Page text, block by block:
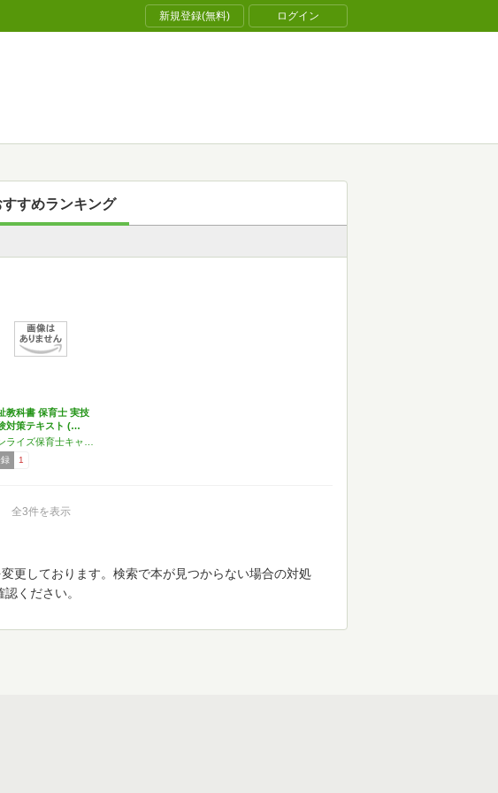
新規登録(無料) ログイン
すめランキング
教科書 保育士 実技
対策テキスト (…
1
全3件を表示
更しております。検索で本が見つからない場合の対処
認ください。